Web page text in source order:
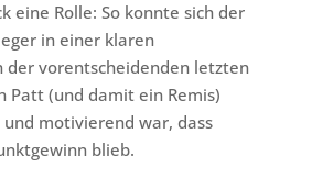
eine Rolle: So konnte sich der
in einer klaren
der vorentscheidenden letzten
Patt (und damit ein Remis)
motivierend war, dass
blieb.